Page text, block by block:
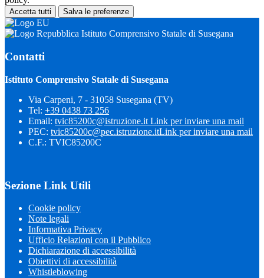
Accetta tutti Salva le preferenze
Istituto Comprensivo Statale di Susegana
Contatti
Istituto Comprensivo Statale di Susegana
Via Carpeni, 7 - 31058 Susegana (TV)
Tel: +39 0438 73 256
Email: tvic85200c@istruzione.it Link per inviare una mail
PEC: tvic85200c@pec.istruzione.itLink per inviare una mail
C.F.: TVIC85200C
Sezione Link Utili
Cookie policy
Note legali
Informativa Privacy
Ufficio Relazioni con il Pubblico
Dichiarazione di accessibilità
Obiettivi di accessibilità
Whistleblowing